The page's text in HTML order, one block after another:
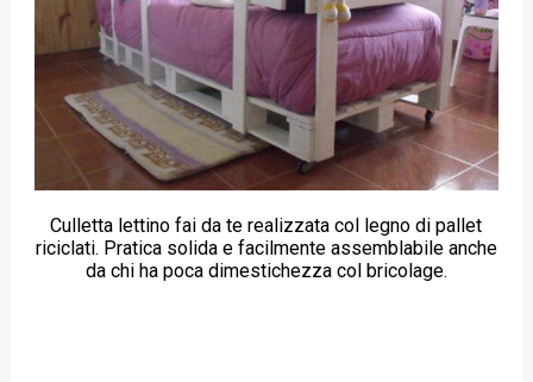
Culletta lettino fai da te realizzata col legno di pallet
riciclati. Pratica solida e facilmente assemblabile anche
da chi ha poca dimestichezza col bricolage.